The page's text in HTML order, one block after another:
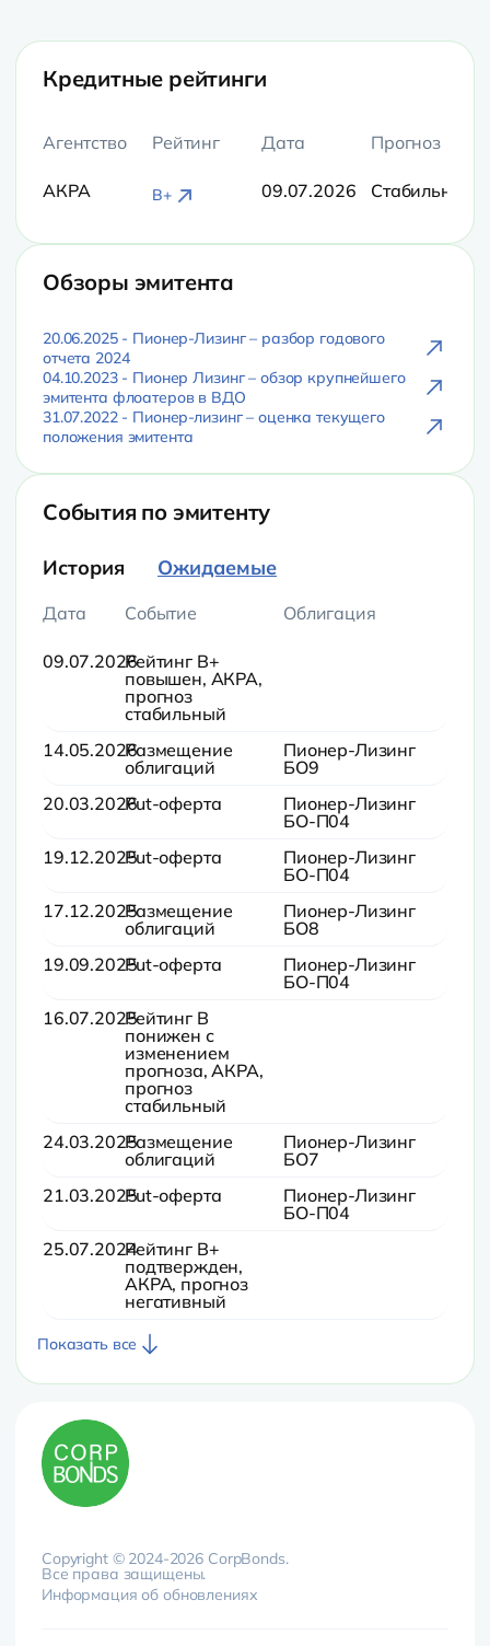
Кредитные рейтинги
Агентство Рейтинг Дата Прогноз
АКРА B+ 09.07.2026 Стабильный
Обзоры эмитента
20.06.2025 - Пионер-Лизинг – разбор годового
отчета 2024
04.10.2023 - Пионер Лизинг – обзор крупнейшего
эмитента флоатеров в ВДО
31.07.2022 - Пионер-лизинг – оценка текущего
положения эмитента
События по эмитенту
История Ожидаемые
Дата Событие Облигация
09.07.2026Рейтинг B+
повышен, АКРА,
прогноз
стабильный
14.05.2026Размещение
облигаций
Пионер-Лизинг
БО9
20.03.2026Put-оферта
Пионер-Лизинг
БО-П04
19.12.2025Put-оферта
Пионер-Лизинг
БО-П04
17.12.2025Размещение
облигаций
Пионер-Лизинг
БО8
19.09.2025Put-оферта
Пионер-Лизинг
БО-П04
16.07.2025Рейтинг B
понижен с
изменением
прогноза, АКРА,
прогноз
стабильный
24.03.2025Размещение
облигаций
Пионер-Лизинг
БО7
21.03.2025Put-оферта
Пионер-Лизинг
БО-П04
25.07.2024Рейтинг B+
подтвержден,
АКРА, прогноз
негативный
Показать все
Copyright © 2024-2026 CorpBonds.
Все права защищены.
Информация об обновлениях